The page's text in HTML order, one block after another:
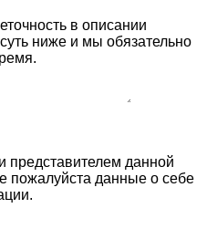
в описании
ниже и мы обязательно
представителем данной
пожалуйста данные о себе